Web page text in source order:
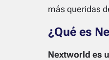
más queridas
¿Qué es
Nextworld es